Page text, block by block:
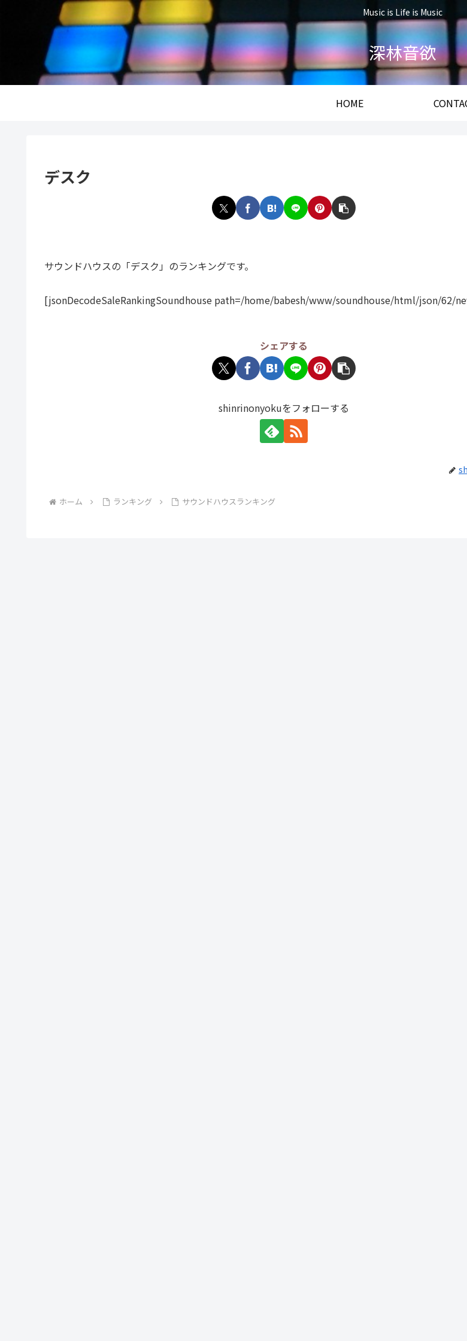
Music is Life is Music
深林音欲
HOME
デスク
サウンドハウスの「デスク」のランキングです。
[jsonDecodeSaleRankingSoundhouse path=/home/babesh/www/soundhouse/html/json/62/
シェアする
shinrinonyokuをフォローする
ホーム ランキング サウンドハウスランキング